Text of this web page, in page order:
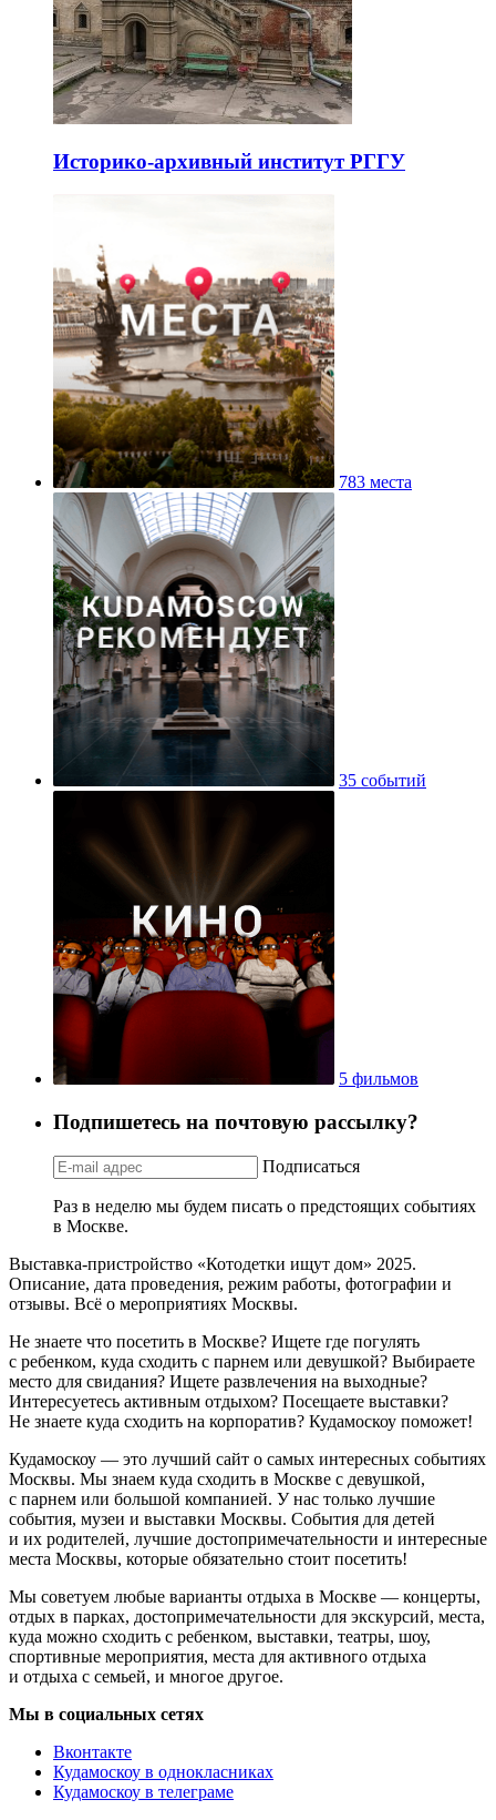
Историко-архивный институт РГГУ
783 места
35 событий
5 фильмов
Подпишетесь на почтовую рассылку?
Подписаться
Раз в неделю мы будем писать о предстоящих событиях
в Москве.
Выставка-пристройство «Котодетки ищут дом» 2025.
Описание, дата проведения, режим работы, фотографии и
отзывы. Всё о мероприятиях Москвы.
Не знаете что посетить в Москве? Ищете где погулять
с ребенком, куда сходить с парнем или девушкой? Выбираете
место для свидания? Ищете развлечения на выходные?
Интересуетесь активным отдыхом? Посещаете выставки?
Не знаете куда сходить на корпоратив? Кудамоскоу поможет!
Кудамоскоу — это лучший сайт о самых интересных событиях
Москвы. Мы знаем куда сходить в Москве с девушкой,
с парнем или большой компанией. У нас только лучшие
события, музеи и выставки Москвы. События для детей
и их родителей, лучшие достопримечательности и интересные
места Москвы, которые обязательно стоит посетить!
Мы советуем любые варианты отдыха в Москве — концерты,
отдых в парках, достопримечательности для экскурсий, места,
куда можно сходить с ребенком, выставки, театры, шоу,
спортивные мероприятия, места для активного отдыха
и отдыха с семьей, и многое другое.
Мы в социальных сетях
Вконтакте
Кудамоскоу в однокласниках
Кудамоскоу в телеграме